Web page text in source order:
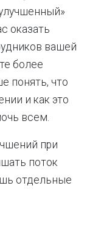
оказать
вашей
более
понять, что
и как это
всем.
при
поток
отдельные